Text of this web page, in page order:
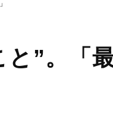
”。「